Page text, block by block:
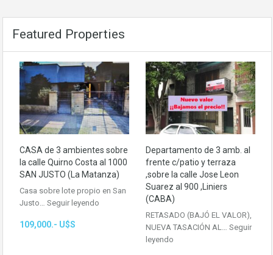
Featured Properties
CASA de 3 ambientes sobre
la calle Quirno Costa al 1000
SAN JUSTO (La Matanza)
Casa sobre lote propio en San
Justo… Seguir leyendo
109,000.- U$S
Departamento de 3 amb. al
frente c/patio y terraza
,sobre la calle Jose Leon
Suarez al 900 ,Liniers
(CABA)
RETASADO (BAJÓ EL VALOR),
NUEVA TASACIÓN AL… Seguir
leyendo